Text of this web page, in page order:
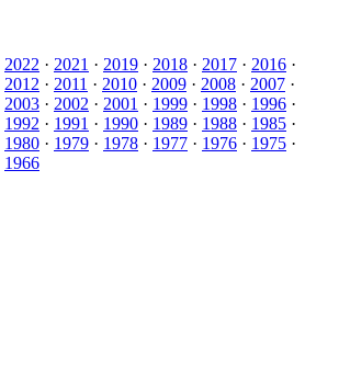
2022 · 2021 · 2019 · 2018 · 2017 · 2016 ·
2012 · 2011 · 2010 · 2009 · 2008 · 2007 ·
2003 · 2002 · 2001 · 1999 · 1998 · 1996 ·
1992 · 1991 · 1990 · 1989 · 1988 · 1985 ·
1980 · 1979 · 1978 · 1977 · 1976 · 1975 ·
1966